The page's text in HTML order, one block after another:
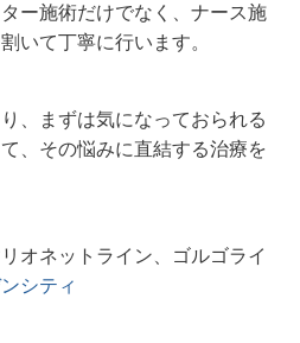
ー施術だけでなく、ナース施
いて丁寧に行います。
、まずは気になっておられる
、その悩みに直結する治療を
オネットライン、ゴルゴライ
シティ